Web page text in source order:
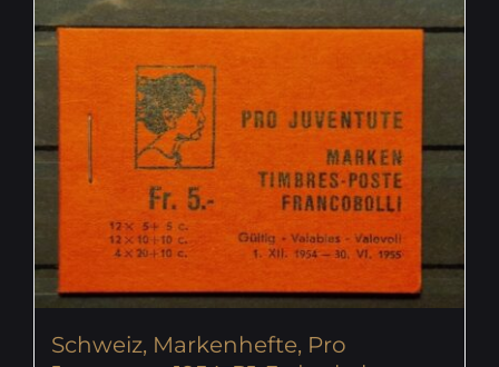
Schweiz, Markenhefte, Pro